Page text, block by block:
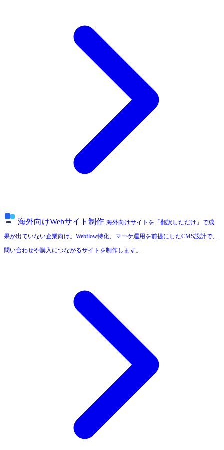
海外向けWebサイト制作 海外向けサイトを「翻訳しただけ」で成
果が出ていない企業向け。Webflow特化、マーケ運用を前提にしたCMS設計で、
問い合わせや購入につながるサイトを制作します。